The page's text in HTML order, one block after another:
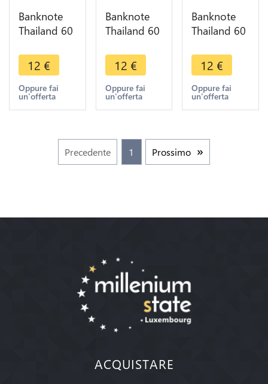
Banknote
Thailand 60
IX1987
UNC ->
Make offer
12 €
Oppure fai
un'offerta
Banknote
Thailand 60
IX1987
UNC ->
Make offer
12 €
Oppure fai
un'offerta
Banknote
Thailand 60
IX1987
UNC ->
Make offer
12 €
Oppure fai
un'offerta
Precedente 1 Prossimo
ACQUISTARE